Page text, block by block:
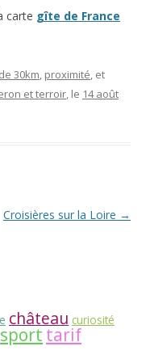
carte gîte de France
30km, proximité, et
et terroir, le 14 août
Croisières sur la Loire →
château curiosité
sport tarif